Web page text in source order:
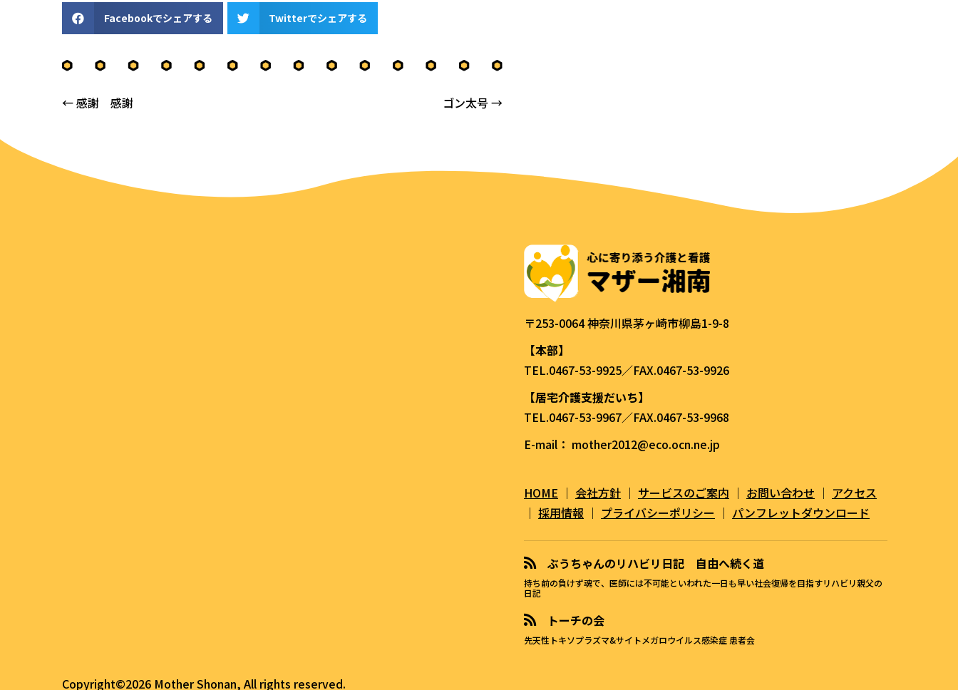
Facebookでシェアする Twitterでシェアする
Posts
← 感謝 感謝 ゴン太号 →
〒253-0064 神奈川県茅ヶ崎市柳島1-9-8
【本部】
TEL.0467-53-9925／FAX.0467-53-9926
【居宅介護支援だいち】
TEL.0467-53-9967／FAX.0467-53-9968
E-mail： mother2012@eco.ocn.ne.jp
HOME ｜ 会社方針 ｜ サービスのご案内 ｜ お問い合わせ ｜ アクセス
｜ 採用情報 ｜ プライバシーポリシー ｜ パンフレットダウンロード
ぶうちゃんのリハビリ日記 自由へ続く道
持ち前の負けず魂で、医師には不可能といわれた一日も早い社会復帰を目指すリハビリ親父の
日記
トーチの会
先天性トキソプラズマ&サイトメガロウイルス感染症 患者会
Copyright©2026 Mother Shonan, All rights reserved.